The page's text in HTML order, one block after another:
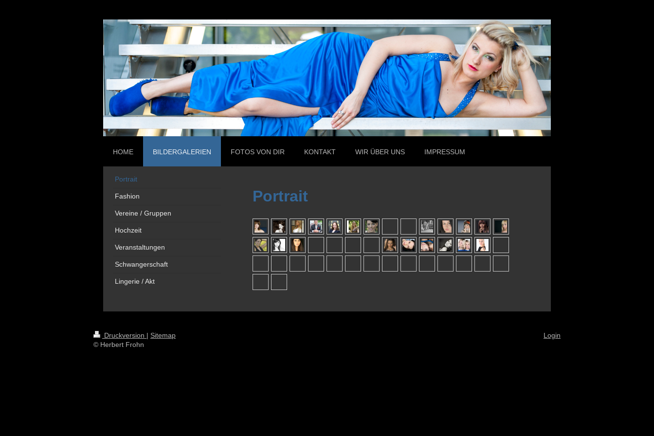
HOME BILDERGALERIEN FOTOS VON DIR KONTAKT WIR ÜBER UNS IMPRESSUM
Portrait
Portrait
Fashion
Vereine / Gruppen
Hochzeit
Veranstaltungen
Schwangerschaft
Lingerie / Akt
Druckversion | Sitemap
© Herbert Frohn
Login